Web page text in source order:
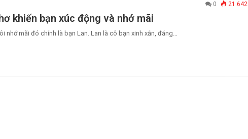
0 21.642
khiến bạn xúc động và nhớ mãi
nhớ mãi đó chính là bạn Lan. Lan là cô bạn xinh xắn, đáng…